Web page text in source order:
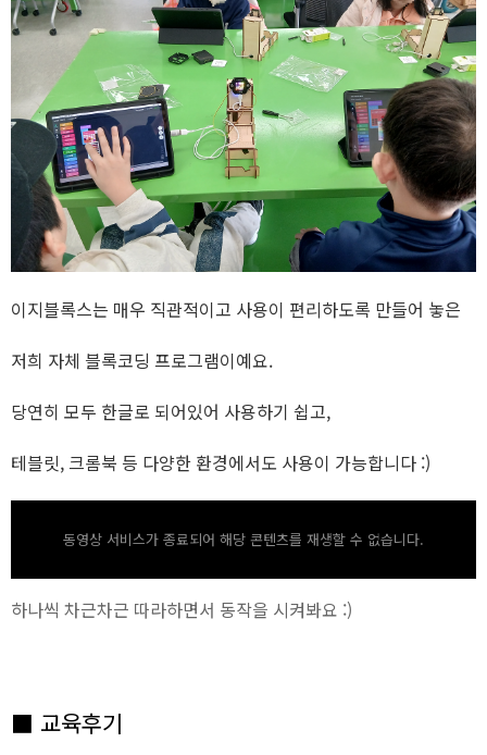
이지블록스는 매우 직관적이고 사용이 편리하도록 만들어 놓은
저희 자체 블록코딩 프로그램이예요.
당연히 모두 한글로 되어있어 사용하기 쉽고,
테블릿, 크롬북 등 다양한 환경에서도 사용이 가능합니다 :)
동영상 서비스가 종료되어 해당 콘텐츠를 재생할 수 없습니다.
하나씩 차근차근 따라하면서 동작을 시켜봐요 :)
■ 교육후기